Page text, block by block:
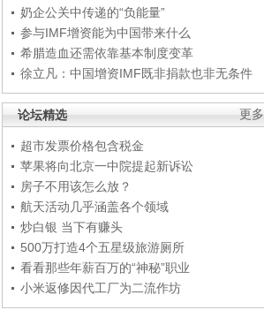
奶企公关中传递的“负能量”
参与IMF增资能为中国带来什么
希腊造血还需依靠基本制度变革
徐立凡：中国增资IMF既非捐款也非无条件
更多
论坛精选
超市发票价格包含税金
苹果将向北京一中院提起新诉讼
房子不用该怎么放？
航天活动几乎涵盖各个领域
炒白银 当下有赚头
500万打造4个五星级旅游厕所
看看那些年薪百万的“神秘”职业
小米返修因代工厂为二流作坊